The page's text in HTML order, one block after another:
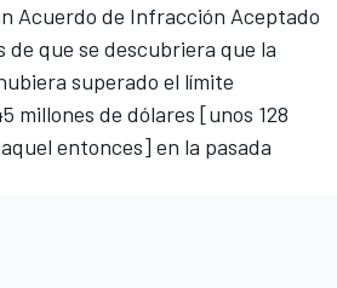
Acuerdo de Infracción Aceptado
de que se descubriera que la
superado el límite
millones de dólares [unos 128
entonces] en la pasada